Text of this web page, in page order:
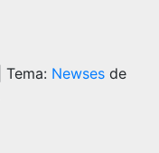
Tema: Newsesde